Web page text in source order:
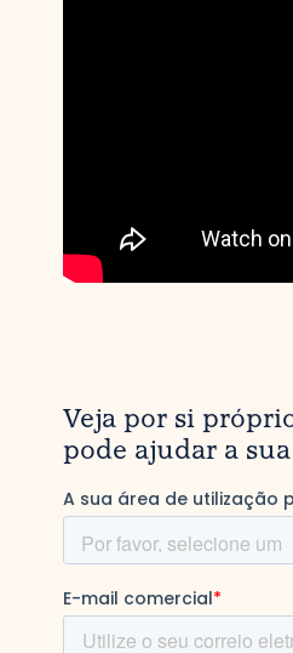
Veja por si
pode ajudar a